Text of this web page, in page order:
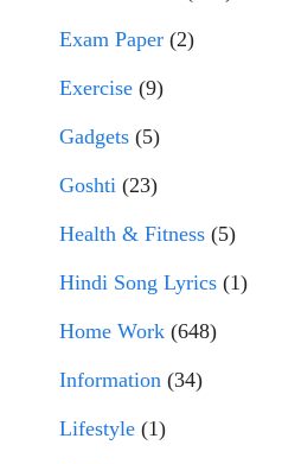
Exam Paper (2)
Exercise (9)
Gadgets (5)
Goshti (23)
Health & Fitness (5)
Hindi Song Lyrics (1)
Home Work (648)
Information (34)
Lifestyle (1)